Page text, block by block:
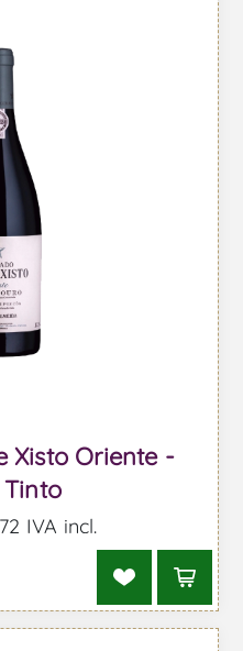
Xisto Oriente -
IVA incl.